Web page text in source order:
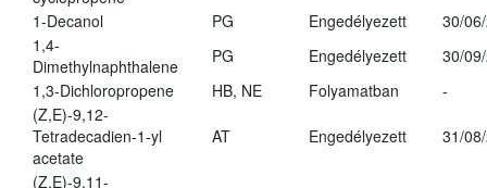
1-Decanol
PG Engedélyezett
30/
1,4-
Dimethylnaphthalene
PG Engedélyezett
30/
1,3-Dichloropropene
HB, NE Folyamatban
-
(Z,E)-9,12-
Tetradecadien-1-yl
acetate
AT Engedélyezett 31/
(Z,E)-9,11-